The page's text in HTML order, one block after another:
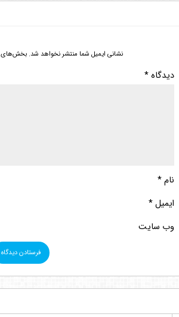
نشانی ایمیل شما منتشر نخواهد شد. بخش‌های
دیدگاه*
نام*
ایمیل*
وب‌ سایت